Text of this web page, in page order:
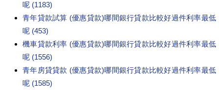
呢 (1183)
青年貸款試算 (優惠貸款)哪間銀行貸款比較好過件利率最低
呢 (453)
機車貸款利率 (優惠貸款)哪間銀行貸款比較好過件利率最低
呢 (1556)
青年房貸貸款 (優惠貸款)哪間銀行貸款比較好過件利率最低
呢 (1585)